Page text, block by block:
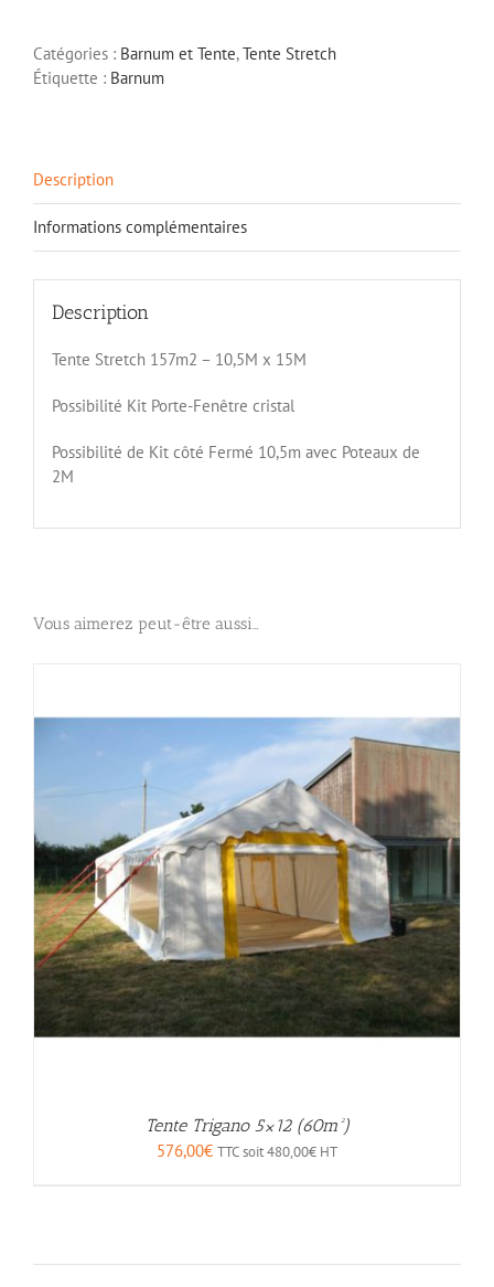
Catégories : Barnum et Tente,Tente Stretch
Étiquette : Barnum
Description
Informations complémentaires
Description
Tente Stretch 157m2 – 10,5M x 15M
Possibilité Kit Porte-Fenêtre cristal
Possibilité de Kit côté Fermé 10,5m avec Poteaux de
2M
Vous aimerez peut-être aussi…
Tente Trigano 5×12 (60m²)
576,00€ TTC soit480,00€ HT